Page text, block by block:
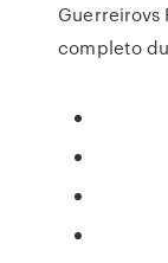
Guerreirovs
completo